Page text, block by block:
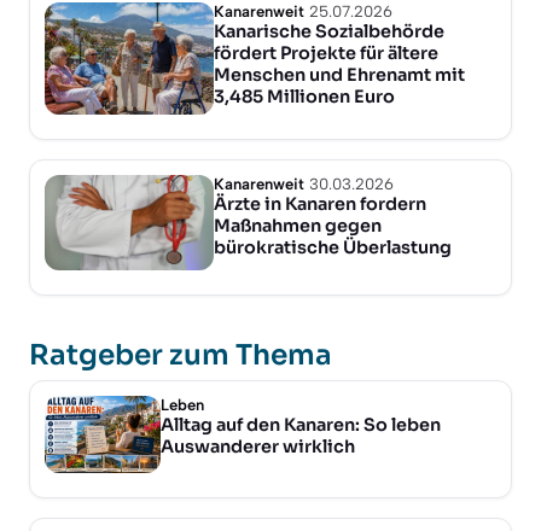
Kanarenweit 25.07.2026
Kanarische Sozialbehörde
fördert Projekte für ältere
Menschen und Ehrenamt mit
3,485 Millionen Euro
Kanarenweit 30.03.2026
Ärzte in Kanaren fordern
Maßnahmen gegen
bürokratische Überlastung
Ratgeber zum Thema
Leben
Alltag auf den Kanaren: So leben
Auswanderer wirklich